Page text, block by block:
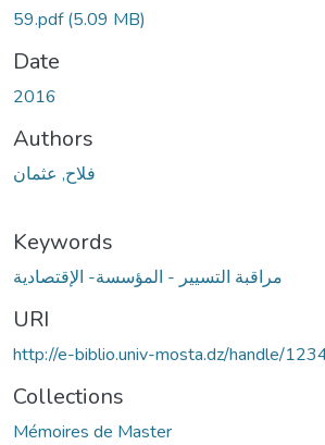
59.pdf(5.09 MB)
Date
2016
Authors
فلاح, عثمان
Keywords
مراقبة التسيير - المؤسسة- الإقتصادية
URI
http://e-biblio.univ-mosta.dz/handle/
Collections
Mémoires de Master